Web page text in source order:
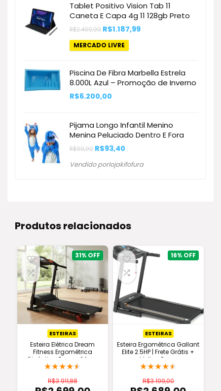
Tablet Positivo Vision Tab 11
Caneta E Capa 4g 11 128gb Preto
R$2.499,99 O
original
era:
R$1.187,99O
MERCADO LIVRE
Piscina De Fibra Marbella Estrela
8.000L Azul – Promoção de Inverno
R$6.200,00
Pijama Longo Infantil Menino
Menina Peluciado Dentro E Fora
R$99,90 O
original
era:
R$93,40
atual
Vendido porlojakifofura
Produtos relacionados
31%
ESTEIRAS
Esteira Elétrica Dream
Fitness Ergométrica
Ginástica Energy 2.1 cor
preto
★★★★★
R$3.911,88
16%
ESTEIRAS
Esteira Ergométrica Gallant
Elite 2.5HP | Frete Grátis +
Melhor Preço
★★★★★
R$3.199,00